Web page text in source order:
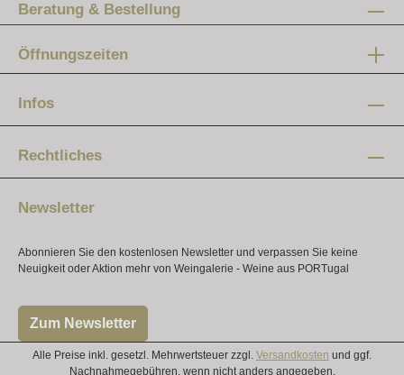
Beratung & Bestellung
Öffnungszeiten
12 - 20 Uhr
10 - 16 Uhr
Infos
Rechtliches
Newsletter
Abonnieren Sie den kostenlosen Newsletter und verpassen Sie keine
Neuigkeit oder Aktion mehr von Weingalerie - Weine aus PORTugal
Zum Newsletter
Alle Preise inkl. gesetzl. Mehrwertsteuer zzgl. Versandkosten und ggf.
Nachnahmegebühren, wenn nicht anders angegeben.